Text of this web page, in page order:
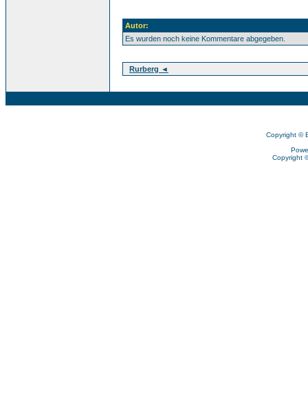
Autor:
Es wurden noch keine Kommentare abgegeben.
Rurberg ◄
Copyright ©
Copyright